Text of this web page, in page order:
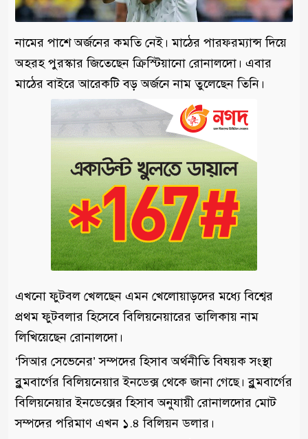
নামের পাশে অর্জনের কমতি নেই। মাঠের পারফরম্যান্স দিয়ে
অহরহ পুরস্কার জিতেছেন ক্রিস্টিয়ানো রোনালদো। এবার
মাঠের বাইরে আরেকটি বড় অর্জনে নাম তুলেছেন তিনি।
এখনো ফুটবল খেলছেন এমন খেলোয়াড়দের মধ্যে বিশ্বের
প্রথম ফুটবলার হিসেবে বিলিয়নেয়ারের তালিকায় নাম
লিখিয়েছেন রোনালদো।
‘সিআর সেভেনের’ সম্পদের হিসাব অর্থনীতি বিষয়ক সংস্থা
ব্লুমবার্গের বিলিয়নেয়ার ইনডেক্স থেকে জানা গেছে। ব্লুমবার্গের
বিলিয়নেয়ার ইনডেক্সের হিসাব অনুযায়ী রোনালদোর মোট
সম্পদের পরিমাণ এখন ১.৪ বিলিয়ন ডলার।